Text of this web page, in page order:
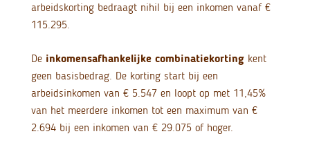
arbeidskorting bedraagt nihil bij een inkomen vanaf €
115.295.
De inkomensafhankelijke combinatiekorting kent
geen basisbedrag. De korting start bij een
arbeidsinkomen van € 5.547 en loopt op met 11,45%
van het meerdere inkomen tot een maximum van €
2.694 bij een inkomen van € 29.075 of hoger.